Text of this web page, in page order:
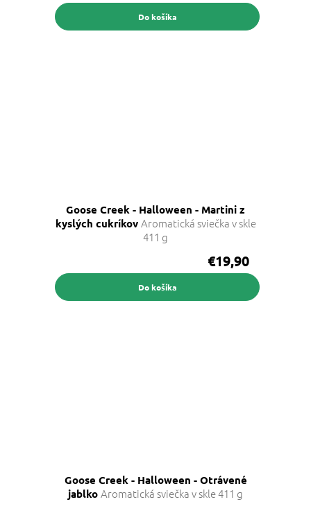
Do košíka
Goose Creek - Halloween - Martini z
kyslých cukríkov Aromatická sviečka v skle
411 g
€19,90
Do košíka
Goose Creek - Halloween - Otrávené
jablko Aromatická sviečka v skle 411 g